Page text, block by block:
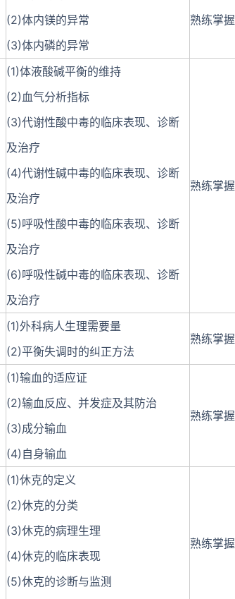
(2)体内镁的异常
(3)体内磷的异常
熟练掌握
(1)体液酸碱平衡的维持
(2)血气分析指标
(3)代谢性酸中毒的临床表现、诊断
及治疗
(4)代谢性碱中毒的临床表现、诊断
及治疗
(5)呼吸性酸中毒的临床表现、诊断
及治疗
(6)呼吸性碱中毒的临床表现、诊断
及治疗
熟练掌握
(1)外科病人生理需要量
(2)平衡失调时的纠正方法
熟练掌握
(1)输血的适应证
(2)输血反应、并发症及其防治
(3)成分输血
(4)自身输血
熟练掌握
(1)休克的定义
(2)休克的分类
(3)休克的病理生理
(4)休克的临床表现
(5)休克的诊断与监测
熟练掌握